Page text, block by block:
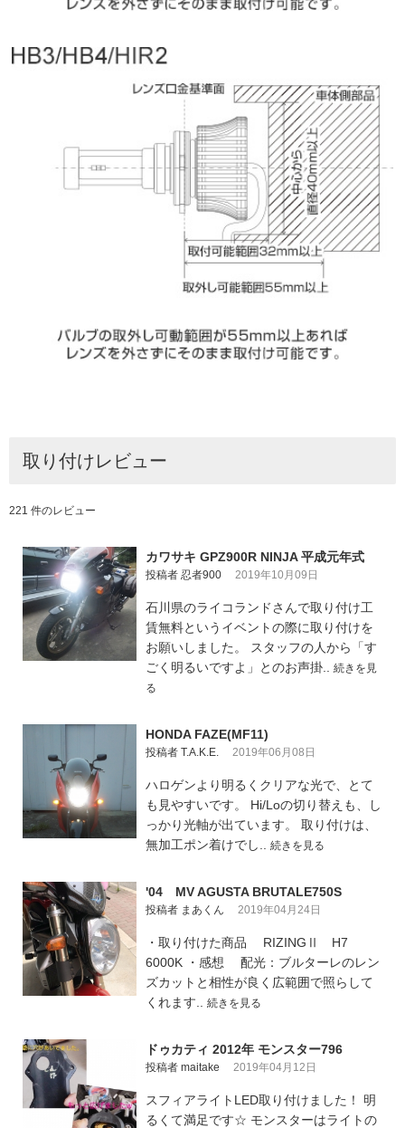
取り付けレビュー
221 件のレビュー
カワサキ GPZ900R NINJA 平成元年式
投稿者 忍者900 2019年10月09日
石川県のライコランドさんで取り付け工
賃無料というイベントの際に取り付けを
お願いしました。 スタッフの人から「す
ごく明るいですよ」とのお声掛.. 続きを見
る
HONDA FAZE(MF11)
投稿者 T.A.K.E. 2019年06月08日
ハロゲンより明るくクリアな光で、とて
も見やすいです。 Hi/Loの切り替えも、し
っかり光軸が出ています。 取り付けは、
無加工ポン着けでし.. 続きを見る
'04 MV AGUSTA BRUTALE750S
投稿者 まあくん 2019年04月24日
・取り付けた商品 RIZINGⅡ H7
6000K ・感想 配光：ブルターレのレン
ズカットと相性が良く広範囲で照らして
くれます.. 続きを見る
ドゥカティ 2012年 モンスター796
投稿者 maitake 2019年04月12日
スフィアライトLED取り付けました！ 明
るくて満足です☆ モンスターはライトの